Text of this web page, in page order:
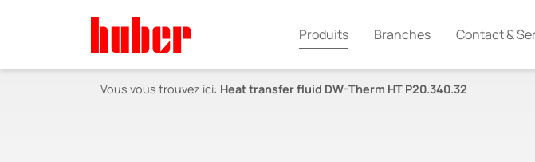
Produits Branches Contact &
Vous vous trouvez ici: Heat transfer fluid DW-Therm HT P20.340.32